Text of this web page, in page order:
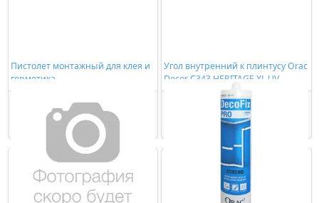
Пистолет монтажный для клея и
герметика
278,00 ₽/шт
Купить
Угол внутренний к плинтусу Orac
Decor C343 HERITAGE XL UV
6237,00 ₽/шт
Купить